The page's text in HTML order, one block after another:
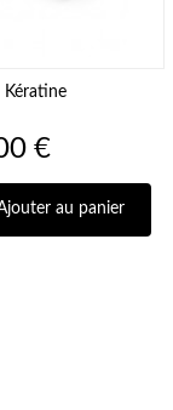
Kératine
€
au panier